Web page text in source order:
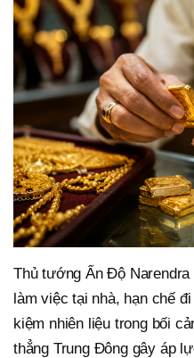
Thủ tướng Ấn Độ
làm việc tại nhà, hạn chế
kiệm nhiên liệu trong bối
thẳng Trung Đông gây áp